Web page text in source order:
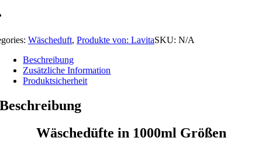
Wäscheduft, Produkte von: LavitaSKU: N/A
Beschreibung
Zusätzliche Information
Produktsicherheit
Beschreibung
Wäschedüfte in 1000ml Größen